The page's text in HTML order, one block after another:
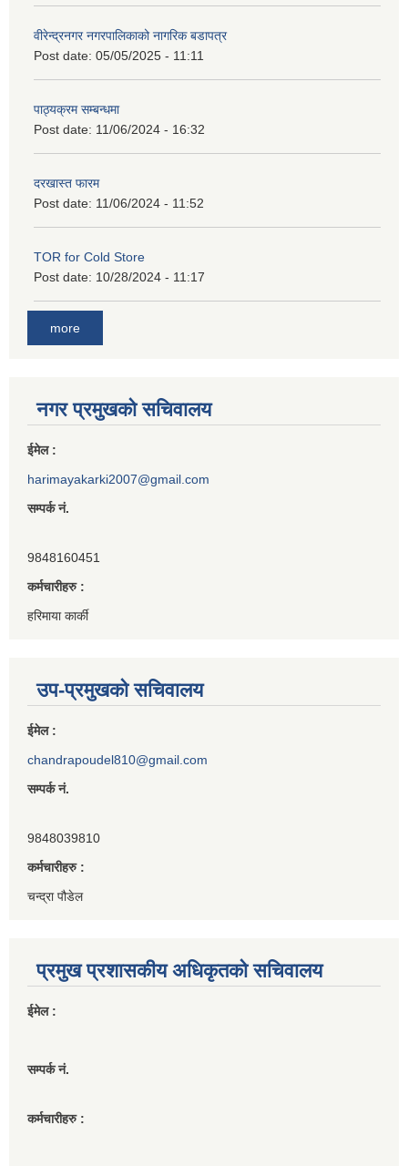
वीरेन्द्रनगर नगरपालिकाको नागरिक बडापत्र
Post date: 05/05/2025 - 11:11
पाठ्यक्रम सम्बन्धमा
Post date: 11/06/2024 - 16:32
दरखास्त फारम
Post date: 11/06/2024 - 11:52
TOR for Cold Store
Post date: 10/28/2024 - 11:17
more
नगर प्रमुखको सचिवालय
ईमेल :
harimayakarki2007@gmail.com
सम्पर्क नं.
9848160451
कर्मचारीहरु :
हरिमाया कार्की
उप-प्रमुखको सचिवालय
ईमेल :
chandrapoudel810@gmail.com
सम्पर्क नं.
9848039810
कर्मचारीहरु :
चन्द्रा पौडेल
प्रमुख प्रशासकीय अधिकृतको सचिवालय
ईमेल :
सम्पर्क नं.
कर्मचारीहरु :